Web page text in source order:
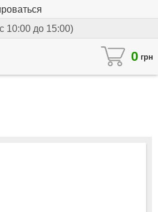
10:00 до 15:00)
0 грн